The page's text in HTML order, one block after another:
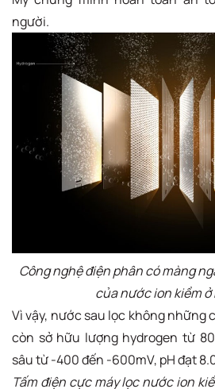
người.
Công nghệ điện phân có màng
của nước ion kiềm ở
Vì vậy, nước sau lọc không những
còn sở hữu lượng hydrogen từ
sâu từ -400 đến -600mV, pH đạt
Tấm điện cực máy lọc nước ion